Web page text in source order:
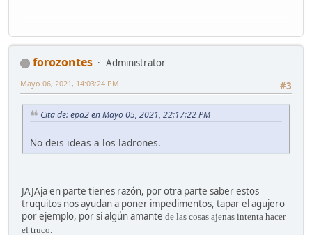
forozontes
Administrator
#3
Mayo 06, 2021, 14:03:24 PM
Cita de: epa2 en Mayo 05, 2021, 22:17:22 PM
No deis ideas a los ladrones.
JAJAja en parte tienes razón, por otra parte saber estos
truquitos nos ayudan a poner impedimentos, tapar el agujero
por ejemplo, por si algúnamante de las cosas ajenas intenta hacer
el truco.